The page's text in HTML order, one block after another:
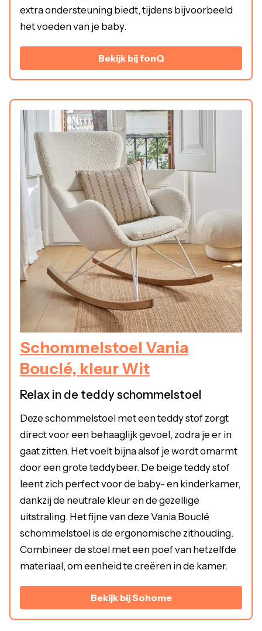
extra ondersteuning biedt, tijdens bijvoorbeeld
het voeden van je baby.
Bekijk bij fonQ
Schommelstoel Vania
Bouclé, kleur Wit
Relax in de teddy schommelstoel
Deze schommelstoel met een teddy stof zorgt
direct voor een behaaglijk gevoel, zodra je er in
gaat zitten. Het voelt bijna alsof je wordt omarmt
door een grote teddybeer. De beige teddy stof
leent zich perfect voor de baby- en kinderkamer,
dankzij de neutrale kleur en de gezellige
uitstraling. Het fijne van deze Vania Bouclé
schommelstoel is de ergonomische zithouding.
Combineer de stoel met een poef van hetzelfde
materiaal, om eenheid te creëren in de kamer.
Bekijk bij Sohome